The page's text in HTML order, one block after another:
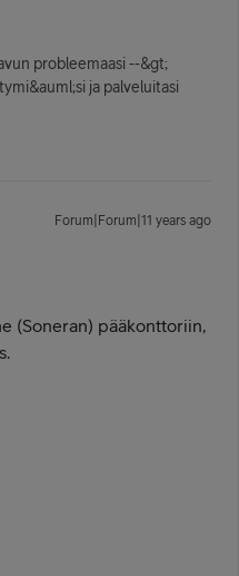
probleemaasi --&gt;
ja palveluitasi
Forum|Forum|11 years ago
(Soneran) pääkonttoriin,